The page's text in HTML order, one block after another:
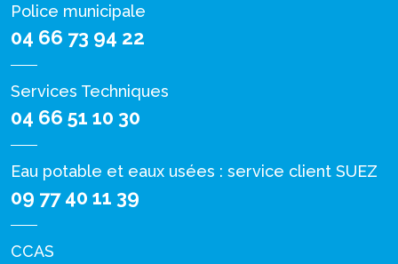
Police municipale
04 66 73 94 22
Services Techniques
04 66 51 10 30
Eau potable et eaux usées : service client SUEZ
09 77 40 11 39
CCAS